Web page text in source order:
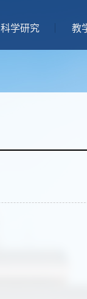
科学研究 教